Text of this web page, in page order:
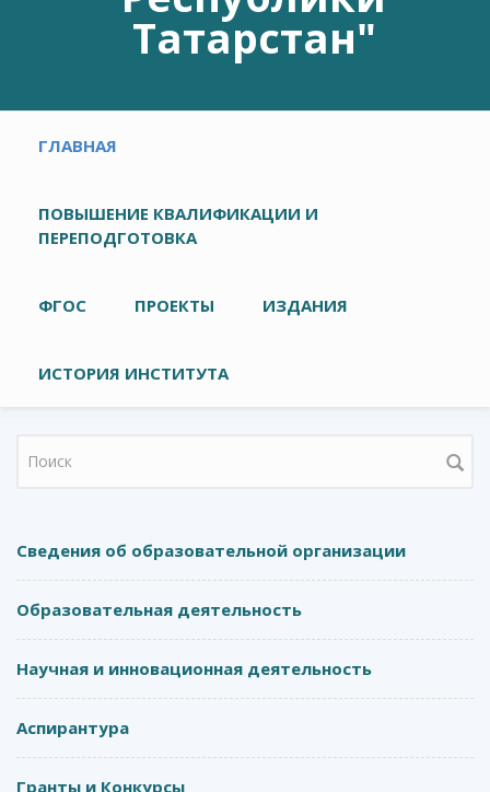
Татарстан"
Главное меню
ГЛАВНАЯ
ПОВЫШЕНИЕ КВАЛИФИКАЦИИ И
ПЕРЕПОДГОТОВКА
ФГОС ПРОЕКТЫ ИЗДАНИЯ
ИСТОРИЯ ИНСТИТУТА
Форма поиска
Сведения об образовательной организации
Образовательная деятельность
Научная и инновационная деятельность
Аспирантура
Гранты и Конкурсы